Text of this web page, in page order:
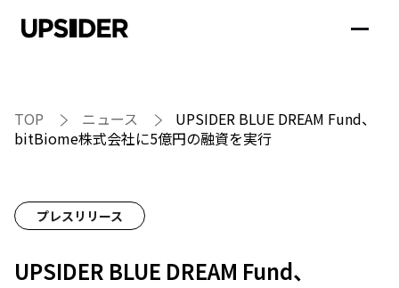
TOP ニュース
UPSIDER BLUE DREAM Fund、
bitBiome株式会社に5億円の融資を実行
プレスリリース
UPSIDER BLUE DREAM Fund、